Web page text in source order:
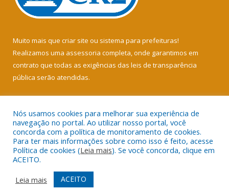
Muito mais que criar site ou sistema para prefeituras!
Realizamos uma assessoria completa, onde garantimos em
contrato que todas as exigências das leis de transparência
pública serão atendidas.
Todos os direitos reservados a Câmara Municipal de Soure.
Mapa do Site
Acessar Área Administrativa
Acessar Webmail
Nós usamos cookies para melhorar sua experiência de
navegação no portal. Ao utilizar nosso portal, você
concorda com a política de monitoramento de cookies.
Para ter mais informações sobre como isso é feito, acesse
Política de cookies (Leia mais). Se você concorda, clique em
ACEITO.
Leia mais
ACEITO